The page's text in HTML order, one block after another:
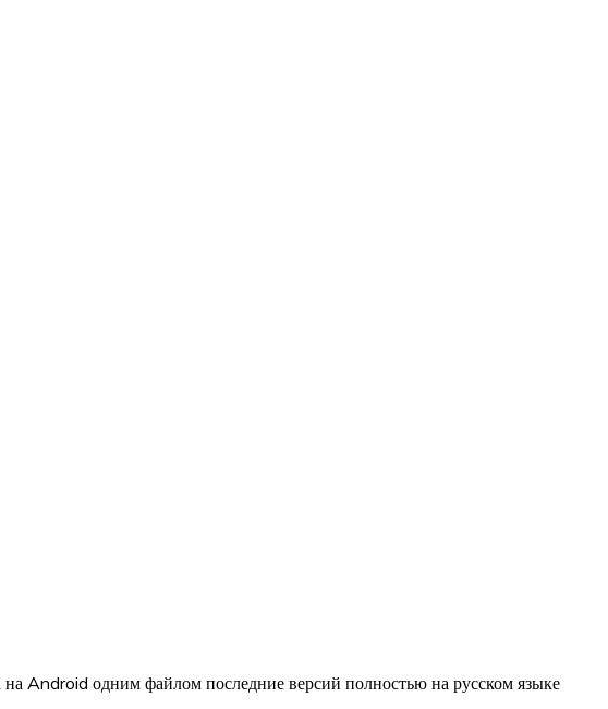
Android одним файлом последние версий полностью на русском языке